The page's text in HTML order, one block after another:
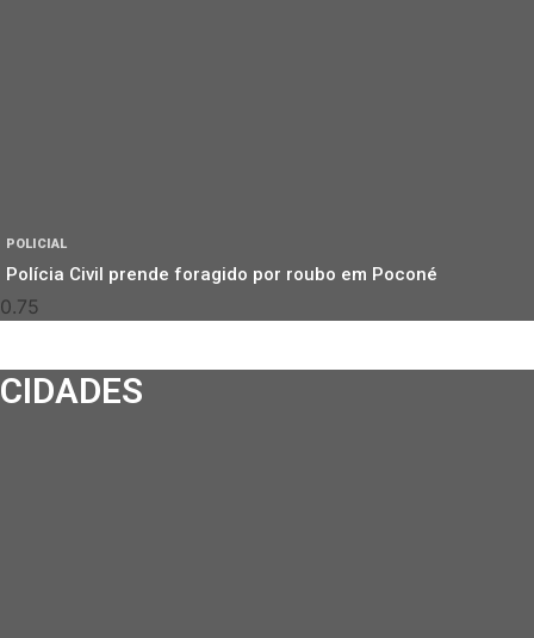
POLICIAL
Polícia Civil prende foragido por roubo em Poconé
CIDADES